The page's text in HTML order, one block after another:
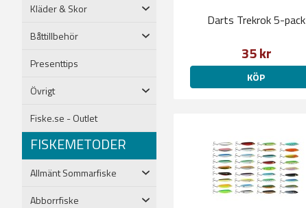
Kläder & Skor
Båttillbehör
Presenttips
Övrigt
Fiske.se - Outlet
FISKEMETODER
Allmänt Sommarfiske
Abborrfiske
Darts Trekrok 5-pack
35 kr
KÖP